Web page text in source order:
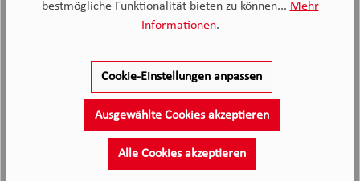
und geräumigt, wir sind sehr zufrieden.
Anonymer Kunde, Kunde von Möbel Knappstein
27.06.2026
bestmögliche Funktionalität bieten zu können... Mehr
Informationen.
Cookie-Einstellungen anpassen
Ausgewählte Cookies akzeptieren
Alle Cookies akzeptieren